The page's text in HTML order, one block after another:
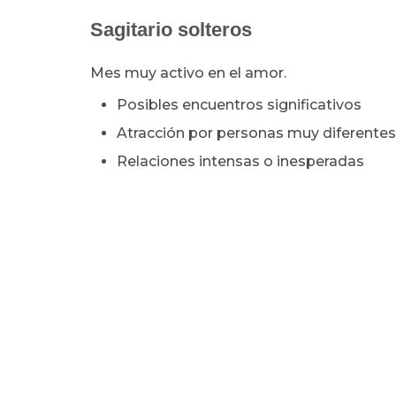
Sagitario solteros
Mes muy activo en el amor.
Posibles encuentros significativos
Atracción por personas muy
Relaciones intensas o inesperadas